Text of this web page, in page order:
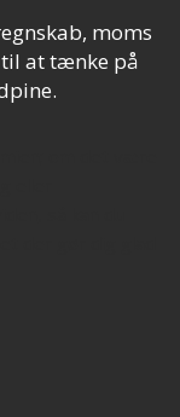
moms
at tænke på